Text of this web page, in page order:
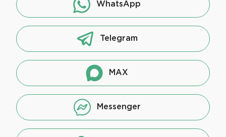
WhatsApp
Telegram
MAX
Messenger